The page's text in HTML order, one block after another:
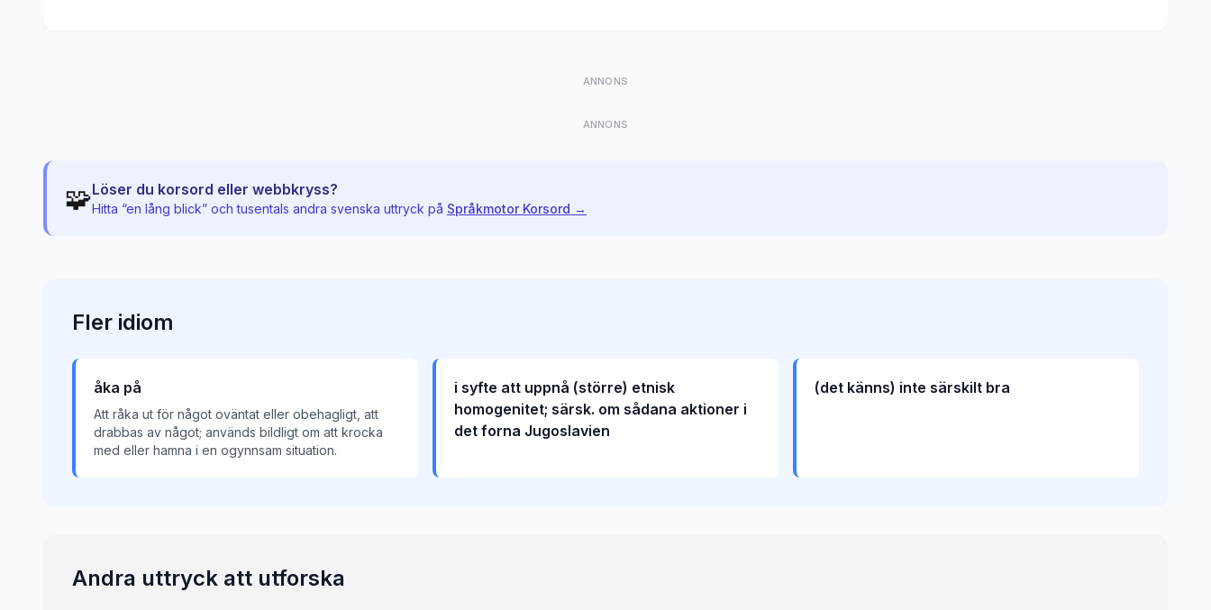
ANNONS
ANNONS
🧩Löser du korsord eller webbkryss?
Hitta “en lång blick” och tusentals andra svenska uttryck på Språkmotor Korsord →
Fler idiom
åka på
Att råka ut för något oväntat eller obehagligt, att
drabbas av något; används bildligt om att krocka
med eller hamna i en ogynnsam situation.
i syfte att uppnå (större) etnisk
homogenitet; särsk. om sådana aktioner i
det forna Jugoslavien
(det känns) inte särskilt bra
Andra uttryck att utforska